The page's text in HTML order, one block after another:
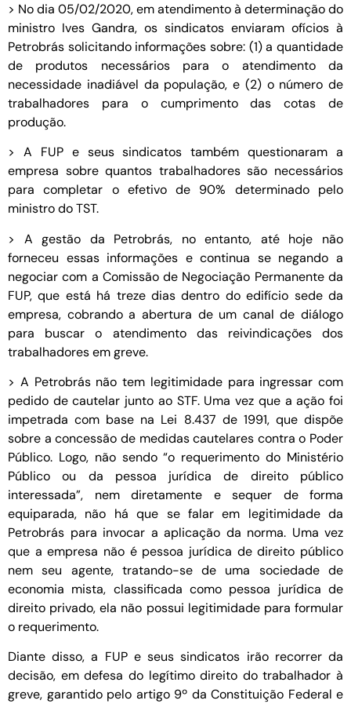
> No dia 05/02/2020, em atendimento à determinação do
ministro Ives Gandra, os sindicatos enviaram ofícios à
Petrobrás solicitando informações sobre: (1) a quantidade
de produtos necessários para o atendimento da
necessidade inadiável da população, e (2) o número de
trabalhadores para o cumprimento das cotas de
produção.
> A FUP e seus sindicatos também questionaram a
empresa sobre quantos trabalhadores são necessários
para completar o efetivo de 90% determinado pelo
ministro do TST.
> A gestão da Petrobrás, no entanto, até hoje não
forneceu essas informações e continua se negando a
negociar com a Comissão de Negociação Permanente da
FUP, que está há treze dias dentro do edifício sede da
empresa, cobrando a abertura de um canal de diálogo
para buscar o atendimento das reivindicações dos
trabalhadores em greve.
> A Petrobrás não tem legitimidade para ingressar com
pedido de cautelar junto ao STF. Uma vez que a ação foi
impetrada com base na Lei 8.437 de 1991, que dispõe
sobre a concessão de medidas cautelares contra o Poder
Público. Logo, não sendo “o requerimento do Ministério
Público ou da pessoa jurídica de direito público
interessada”, nem diretamente e sequer de forma
equiparada, não há que se falar em legitimidade da
Petrobrás para invocar a aplicação da norma. Uma vez
que a empresa não é pessoa jurídica de direito público
nem seu agente, tratando-se de uma sociedade de
economia mista, classificada como pessoa jurídica de
direito privado, ela não possui legitimidade para formular
o requerimento.
Diante disso, a FUP e seus sindicatos irão recorrer da
decisão, em defesa do legítimo direito do trabalhador à
greve, garantido pelo artigo 9º da Constituição Federal e